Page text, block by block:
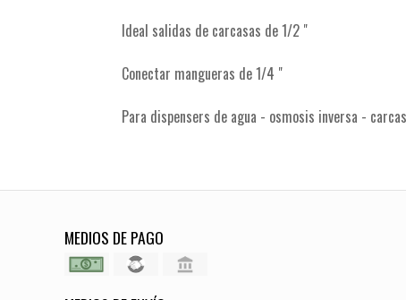
Ideal salidas de carcasas de 1/2 "
Conectar mangueras de 1/4 "
Para dispensers de agua - osmosis inversa -
MEDIOS DE PAGO